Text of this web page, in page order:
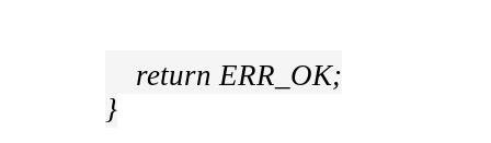
return ERR_OK;
}